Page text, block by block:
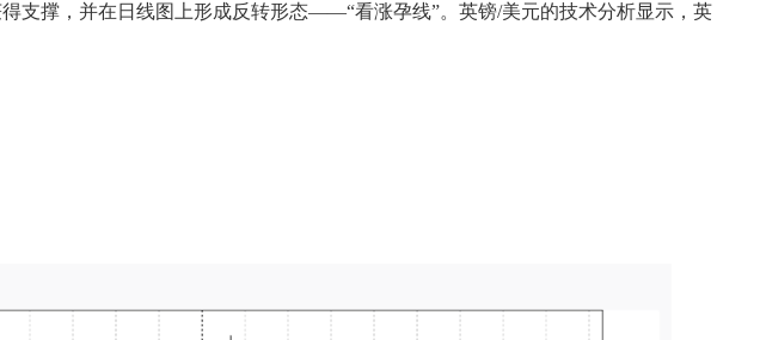
支撑，并在日线图上形成反转形态——“看涨孕线”。英镑/美元的技术分析显示，英